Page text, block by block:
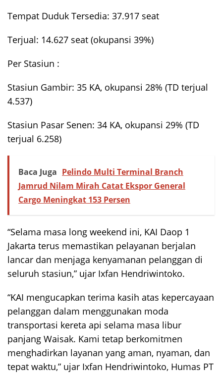
Tempat Duduk Tersedia: 37.917 seat
Terjual: 14.627 seat (okupansi 39%)
Per Stasiun :
Stasiun Gambir: 35 KA, okupansi 28% (TD terjual
4.537)
Stasiun Pasar Senen: 34 KA, okupansi 29% (TD
terjual 6.258)
Baca Juga Pelindo Multi Terminal Branch
Jamrud Nilam Mirah Catat Ekspor General
Cargo Meningkat 153 Persen
“Selama masa long weekend ini, KAI Daop 1
Jakarta terus memastikan pelayanan berjalan
lancar dan menjaga kenyamanan pelanggan di
seluruh stasiun,” ujar Ixfan Hendriwintoko.
“KAI mengucapkan terima kasih atas kepercayaan
pelanggan dalam menggunakan moda
transportasi kereta api selama masa libur
panjang Waisak. Kami tetap berkomitmen
menghadirkan layanan yang aman, nyaman, dan
tepat waktu,” ujar Ixfan Hendriwintoko, Humas PT